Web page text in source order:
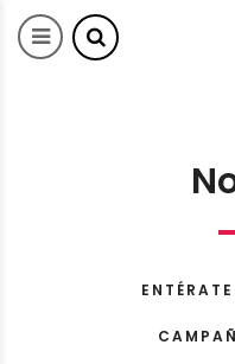
ENTÉRATE